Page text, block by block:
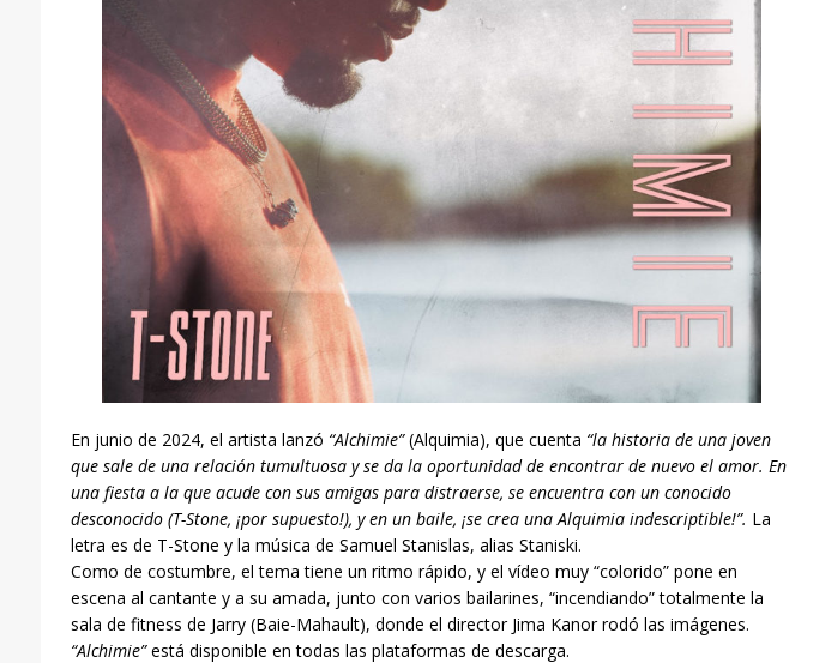
En junio de 2024, el artista lanzó “Alchimie”(Alquimia), que cuenta “la historia de una joven
que sale de una relación tumultuosa y se da la oportunidad de encontrar de nuevo el amor. En
una fiesta a la que acude con sus amigas para distraerse, se encuentra con un conocido
desconocido (T-Stone, ¡por supuesto!), y en un baile, ¡se crea una Alquimia indescriptible!”. La
letra es de T-Stone y la música de Samuel Stanislas, alias Staniski.
Como de costumbre, el tema tiene un ritmo rápido, y el vídeo muy “colorido” pone en
escena al cantante y a su amada, junto con varios bailarines, “incendiando” totalmente la
sala de fitness de Jarry (Baie-Mahault), donde el director Jima Kanor rodó las imágenes.
“Alchimie”está disponible en todas las plataformas de descarga.